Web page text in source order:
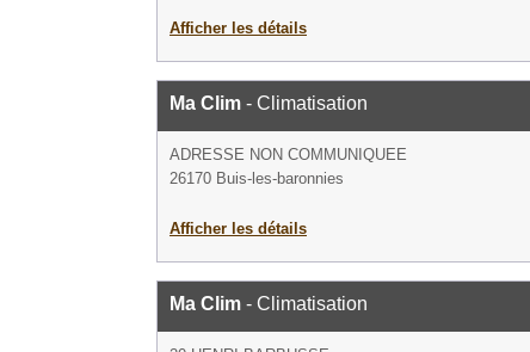
Afficher les détails
Ma Clim - Climatisation
ADRESSE NON COMMUNIQUEE
26170 Buis-les-baronnies
Afficher les détails
Ma Clim - Climatisation